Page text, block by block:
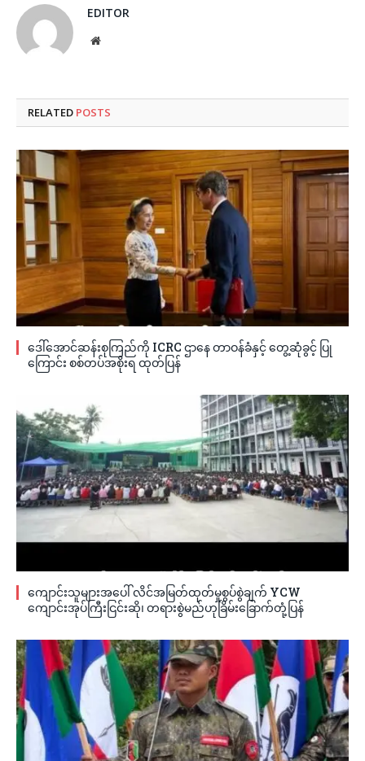
EDITOR
Website
RELATED POSTS
ဒေါ်အောင်ဆန်းစုကြည်ကို ICRC ဌာနေ တာဝန်ခံနှင့် တွေ့ဆုံခွင့် ပြု
ကြောင်း စစ်တပ်အစိုးရ ထုတ်ပြန်
ကျောင်းသူများအပေါ် လိင်အမြတ်ထုတ်မှုစွပ်စွဲချက် YCW
ကျောင်းအုပ်ကြီးငြင်းဆို၊ တရားစွဲမည်ဟုခြိမ်းခြောက်တုံ့ပြန်